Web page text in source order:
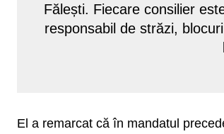
Fălești. Fiecare consilier
responsabil de străzi,
El a remarcat că în mandatul